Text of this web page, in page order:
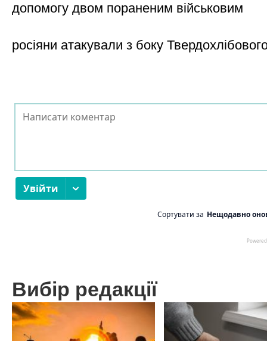
допомогу двом пораненим військовим
росіяни атакували з боку
Вибір редакції